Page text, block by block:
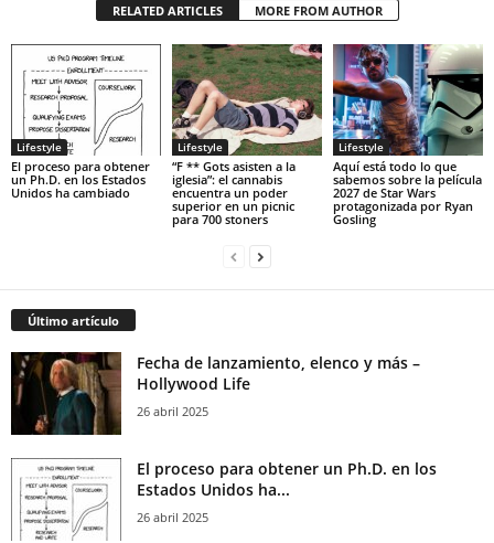
RELATED ARTICLES MORE FROM AUTHOR
Lifestyle
El proceso para obtener
un Ph.D. en los Estados
Unidos ha cambiado
Lifestyle
“F ** Gots asisten a la
iglesia”: el cannabis
encuentra un poder
superior en un picnic
para 700 stoners
Lifestyle
Aquí está todo lo que
sabemos sobre la película
2027 de Star Wars
protagonizada por Ryan
Gosling
Último artículo
Fecha de lanzamiento, elenco y más –
Hollywood Life
26 abril 2025
El proceso para obtener un Ph.D. en los
Estados Unidos ha...
26 abril 2025